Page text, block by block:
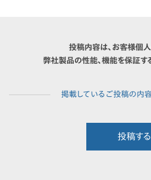
投稿内容は、お客様個人
弊社製品の性能、機能を保証す
投稿する